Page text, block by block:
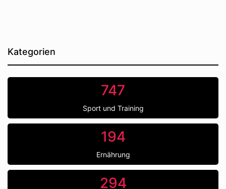
Kategorien
747
Sport und Training
194
Ernährung
294